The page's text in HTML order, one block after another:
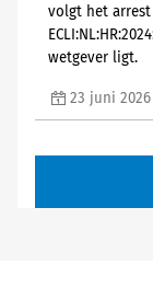
volgt het arrest
wetgever ligt.
23 juni 2026